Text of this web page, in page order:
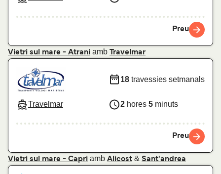
Preu
Vietri sul mare - Atrani amb Travelmar
Travelmar
18 travessies setmanals
2 hores 5 minuts
Preu
Vietri sul mare - Capri amb Alicost & Sant'andrea